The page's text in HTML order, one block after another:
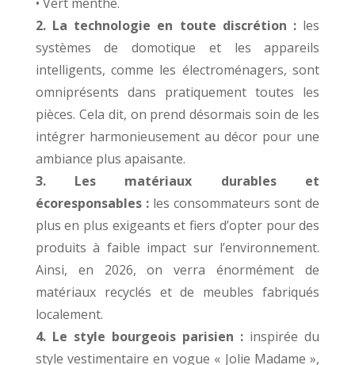
2. La technologie en toute discrétion : les
systèmes de domotique et les appareils
intelligents, comme les électroménagers, sont
omniprésents dans pratiquement toutes les
pièces. Cela dit, on prend désormais soin de les
intégrer harmonieusement au décor pour une
ambiance plus apaisante.
3. Les matériaux durables et
écoresponsables :les consommateurs sont de
plus en plus exigeants et fiers d’opter pour des
produits à faible impact sur l’environnement.
Ainsi, en 2026, on verra énormément de
matériaux recyclés et de meubles fabriqués
localement.
4. Le style bourgeois parisien : inspirée du
style vestimentaire en vogue « Jolie Madame »,